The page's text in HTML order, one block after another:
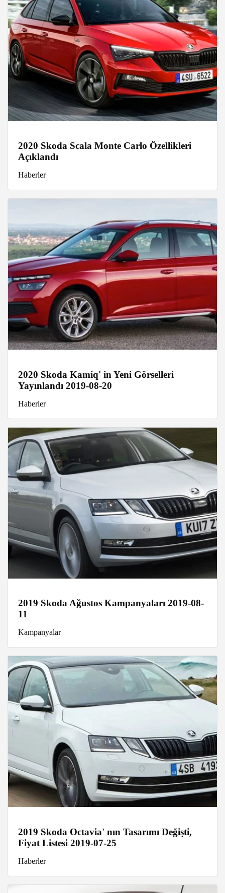
2020 Skoda Scala Monte Carlo Özellikleri
Açıklandı
Haberler
2020 Skoda Kamiq' in Yeni Görselleri
Yayınlandı 2019-08-20
Haberler
2019 Skoda Ağustos Kampanyaları 2019-08-
11
Kampanyalar
2019 Skoda Octavia' nın Tasarımı Değişti,
Fiyat Listesi 2019-07-25
Haberler